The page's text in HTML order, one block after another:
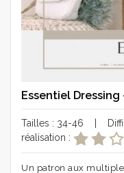
Essentiel
Tailles : 34-46 |
réalisation :
Un patron aux